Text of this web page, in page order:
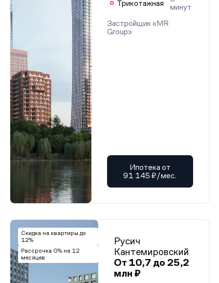
Трикотажная
минут
Застройщик «MR
Group»
Ипотека от
91 145 ₽/мес.
Скидка на квартиры до
12%
Рассрочка 0% на 12
месяцев
Русич
Кантемировский
От 10,7 до 25,2
млн ₽